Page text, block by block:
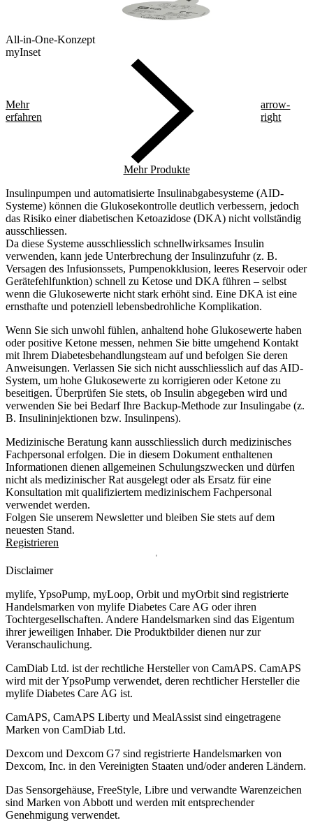
All-in-One-Konzept
myInset
Mehr
erfahren
arrow-
right
Mehr Produkte
Insulinpumpen und automatisierte Insulinabgabesysteme (AID-
Systeme) können die Glukosekontrolle deutlich verbessern, jedoch
das Risiko einer diabetischen Ketoazidose (DKA) nicht vollständig
ausschliessen.
Da diese Systeme ausschliesslich schnellwirksames Insulin
verwenden, kann jede Unterbrechung der Insulinzufuhr (z. B.
Versagen des Infusionssets, Pumpenokklusion, leeres Reservoir oder
Gerätefehlfunktion) schnell zu Ketose und DKA führen – selbst
wenn die Glukosewerte nicht stark erhöht sind. Eine DKA ist eine
ernsthafte und potenziell lebensbedrohliche Komplikation.
Wenn Sie sich unwohl fühlen, anhaltend hohe Glukosewerte haben
oder positive Ketone messen, nehmen Sie bitte umgehend Kontakt
mit Ihrem Diabetesbehandlungsteam auf und befolgen Sie deren
Anweisungen. Verlassen Sie sich nicht ausschliesslich auf das AID-
System, um hohe Glukosewerte zu korrigieren oder Ketone zu
beseitigen. Überprüfen Sie stets, ob Insulin abgegeben wird und
verwenden Sie bei Bedarf Ihre Backup-Methode zur Insulingabe (z.
B. Insulininjektionen bzw. Insulinpens).
Medizinische Beratung kann ausschliesslich durch medizinisches
Fachpersonal erfolgen. Die in diesem Dokument enthaltenen
Informationen dienen allgemeinen Schulungszwecken und dürfen
nicht als medizinischer Rat ausgelegt oder als Ersatz für eine
Konsultation mit qualifiziertem medizinischem Fachpersonal
verwendet werden.
Folgen Sie unserem Newsletter und bleiben Sie stets auf dem
neuesten Stand.
Registrieren
Disclaimer
mylife, YpsoPump, myLoop, Orbit und myOrbit sind registrierte
Handelsmarken von mylife Diabetes Care AG oder ihren
Tochtergesellschaften. Andere Handelsmarken sind das Eigentum
ihrer jeweiligen Inhaber. Die Produktbilder dienen nur zur
Veranschaulichung.
CamDiab Ltd. ist der rechtliche Hersteller von CamAPS. CamAPS
wird mit der YpsoPump verwendet, deren rechtlicher Hersteller die
mylife Diabetes Care AG ist.
CamAPS, CamAPS Liberty und MealAssist sind eingetragene
Marken von CamDiab Ltd.
Dexcom und Dexcom G7 sind registrierte Handelsmarken von
Dexcom, Inc. in den Vereinigten Staaten und/oder anderen Ländern.
Das Sensorgehäuse, FreeStyle, Libre und verwandte Warenzeichen
sind Marken von Abbott und werden mit entsprechender
Genehmigung verwendet.